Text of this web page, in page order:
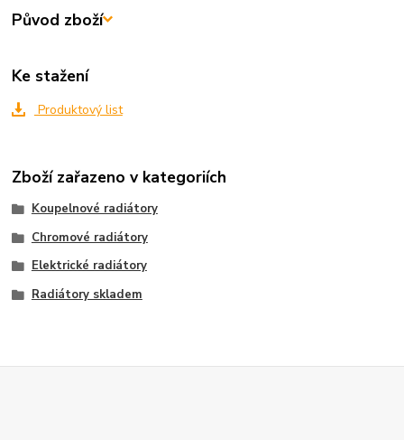
Původ zboží
Ke stažení
Produktový list
Zboží zařazeno v kategoriích
Koupelnové radiátory
Chromové radiátory
Elektrické radiátory
Radiátory skladem